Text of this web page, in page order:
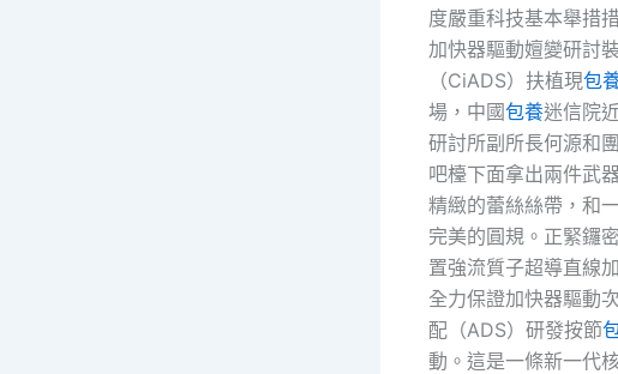
度嚴重科技基本舉
加快器驅動嬗變研討
（CiADS）扶植現包
場，中國包養迷信院
研討所副所長何源和
吧檯下面拿出兩件武
精緻的蕾絲絲帶，和
完美的圓規。正緊鑼
置強流質子超導直線
全力保證加快器驅動
配（ADS）研發按節
動。這是一條新一代